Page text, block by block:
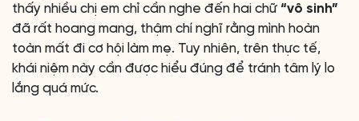
thấy nhiều chị em chỉ cần nghe đến hai chữ “vô sinh”
đã rất hoang mang, thậm chí nghĩ rằng mình hoàn
toàn mất đi cơ hội làm mẹ. Tuy nhiên, trên thực tế,
khái niệm này cần được hiểu đúng để tránh tâm lý lo
lắng quá mức.